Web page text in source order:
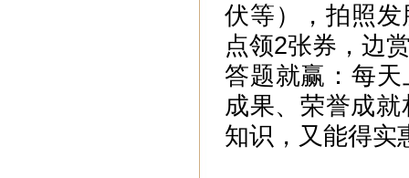
伏等），拍照
点领2张券，边
答题就赢：每
成果、荣誉成
知识，又能得实